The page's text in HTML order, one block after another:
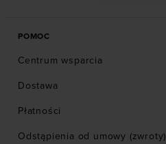
POMOC
Centrum wsparcia
Dostawa
Płatności
Odstąpienia od umowy (zwroty)